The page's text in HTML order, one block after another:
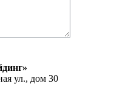
ул., дом 30